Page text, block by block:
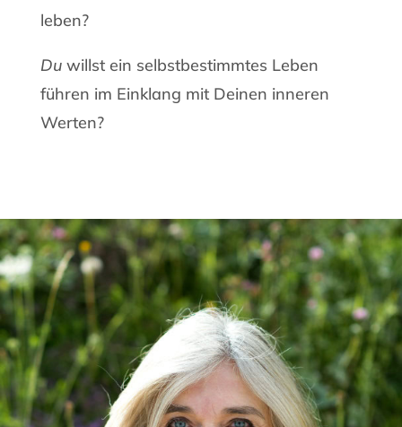
leben?
Duwillst ein selbstbestimmtes Leben
führen im Einklang mit Deinen inneren
Werten?